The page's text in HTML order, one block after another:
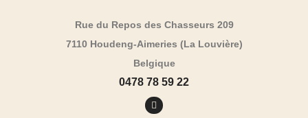
Rue du Repos des Chasseurs 209
7110 Houdeng-Aimeries (La Louvière)
Belgique
0478 78 59 22